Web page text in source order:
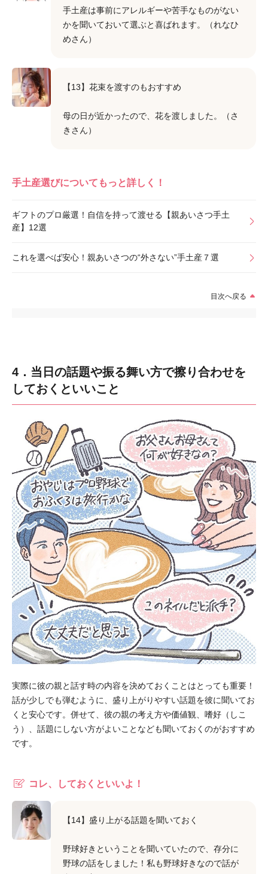
手土産は事前にアレルギーや苦手なものがない
かを聞いておいて選ぶと喜ばれます。（れなひ
めさん）
【13】花束を渡すのもおすすめ
母の日が近かったので、花を渡しました。（さ
きさん）
手土産選びについてもっと詳しく！
ギフトのプロ厳選！自信を持って渡せる【親あいさつ手土
産】12選
これを選べば安心！親あいさつの“外さない”手土産７選
目次へ戻る
4．当日の話題や振る舞い方で擦り合わせを
しておくといいこと
実際に彼の親と話す時の内容を決めておくことはとっても重要！
話が少しでも弾むように、盛り上がりやすい話題を彼に聞いてお
くと安心です。併せて、彼の親の考え方や価値観、嗜好（しこ
う）、話題にしない方がよいことなども聞いておくのがおすすめ
です。
コレ、しておくといいよ！
【14】盛り上がる話題を聞いておく
野球好きということを聞いていたので、存分に
野球の話をしました！私も野球好きなので話が